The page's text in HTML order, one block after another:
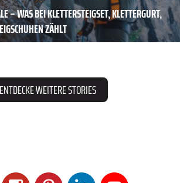
– WAS BEI KLETTERSTEIGSET, KLETTERGURT,
ZÄHLT
ENTDECKE WEITERE STORIES